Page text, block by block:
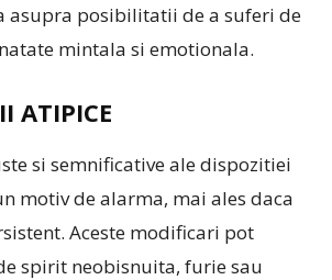
asupra posibilitatii de a suferi de
mintala si emotionala.
ATIPICE
si semnificative ale dispozitiei
motiv de alarma, mai ales daca
Aceste modificari pot
spirit neobisnuita, furie sau